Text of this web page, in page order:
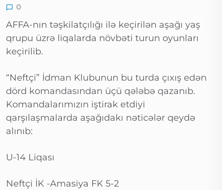
0
AFFA-nın təşkilatçılığı ilə keçirilən aşağı yaş
qrupu üzrə liqalarda növbəti turun oyunları
keçirilib.
“Neftçi” İdman Klubunun bu turda çıxış edən
dörd komandasından üçü qələbə qazanıb.
Komandalarımızın iştirak etdiyi
qarşılaşmalarda aşağıdakı nəticələr qeydə
alınıb:
U-14 Liqası
Neftçi İK -Amasiya FK 5-2